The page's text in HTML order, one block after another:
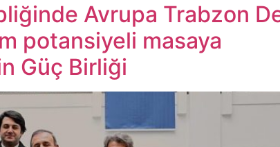
Avrupa Trabzon
potansiyeli masaya
Güç Birliği